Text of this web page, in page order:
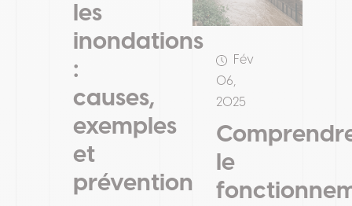
les
inondations
:
causes,
exemples
et
prévention
Fév
06,
2025
le